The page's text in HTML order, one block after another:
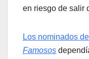
en riesgo de salir
Los nominados de
Famosos